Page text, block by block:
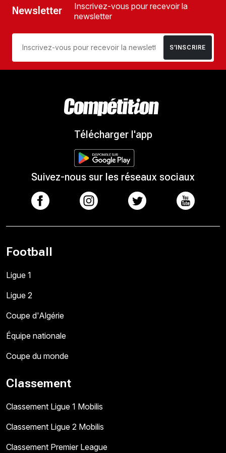
Newsletter
Inscrivez-vous pour recevoir la
newsletter
S’INSCRIRE
Télécharger l'app
Suivez-nous sur les réseaux sociaux
Football
Ligue 1
Ligue 2
Coupe d'Algérie
Équipe nationale
Coupe du monde
Classement
Classement Ligue 1 Mobilis
Classement Ligue 2 Mobilis
Classement Premier League